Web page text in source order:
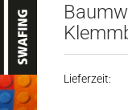
Lieferzeit: